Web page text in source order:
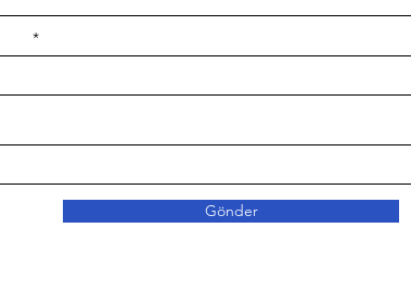
Gönder